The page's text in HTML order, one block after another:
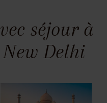
séjour à
Delhi